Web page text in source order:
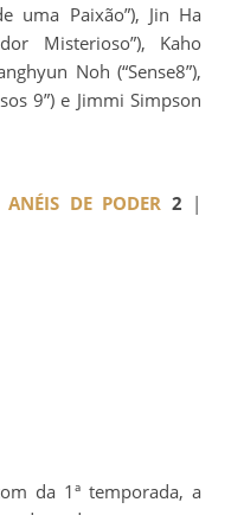
uma Paixão”), Jin Ha
Misterioso”), Kaho
Noh (“Sense8”),
9”) e Jimmi Simpson
DE PODER 2 |
da 1ª temporada, a